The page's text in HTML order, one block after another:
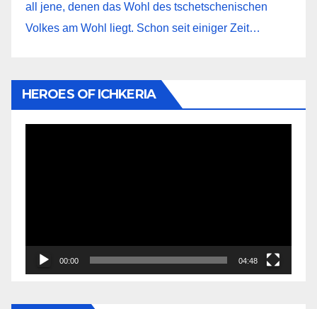
all jene, denen das Wohl des tschetschenischen
Volkes am Wohl liegt. Schon seit einiger Zeit…
HEROES OF ICHKERIA
00:00 04:48